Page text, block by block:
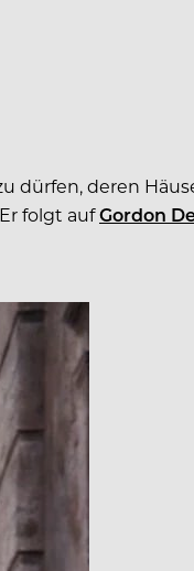
dürfen, deren
folgt aufGordon